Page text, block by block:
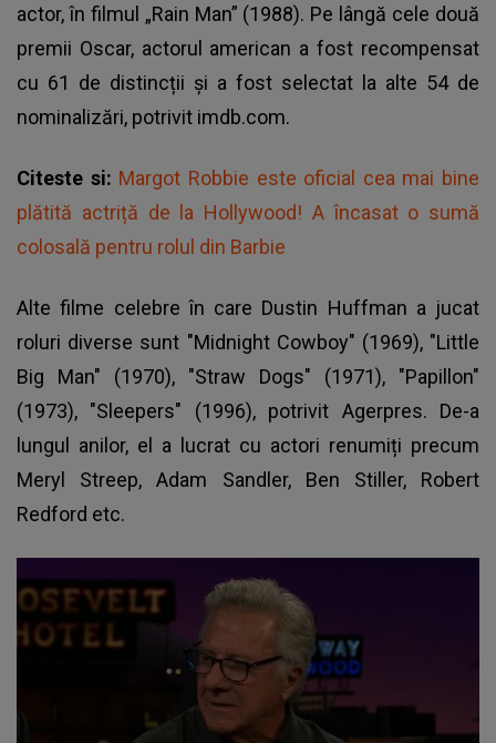
actor, în filmul „Rain Man” (1988). Pe lângă cele două
premii Oscar, actorul american a fost recompensat
cu 61 de distincții și a fost selectat la alte 54 de
nominalizări, potrivit imdb.com.
Citeste si: Margot Robbie este oficial cea mai bine
plătită actriță de la Hollywood! A încasat o sumă
colosală pentru rolul din Barbie
Alte filme celebre în care Dustin Huffman a jucat
roluri diverse sunt "Midnight Cowboy" (1969), "Little
Big Man" (1970), "Straw Dogs" (1971), "Papillon"
(1973), "Sleepers" (1996), potrivit Agerpres. De-a
lungul anilor, el a lucrat cu actori renumiți precum
Meryl Streep, Adam Sandler, Ben Stiller, Robert
Redford etc.